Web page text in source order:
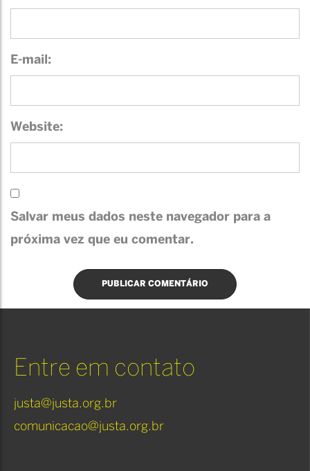
E-mail:
Website:
Salvar meus dados neste navegador para a
próxima vez que eu comentar.
Entre em contato
justa@justa.org.br
comunicacao@justa.org.br